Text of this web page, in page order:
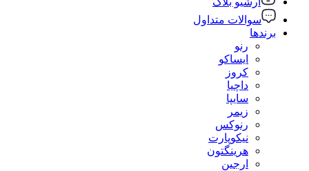
سوالات متداول
برندها
رنو
ایساکو
کروز
داچیا
سایپا
زیمر
رنوکس
نیکوپارت
هرینگتون
ارجین